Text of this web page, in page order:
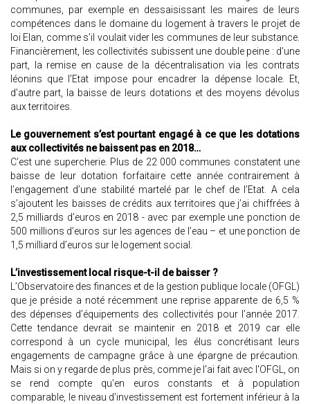
communes, par exemple en dessaisissant les maires de leurs
compétences dans le domaine du logement à travers le projet de
loi Elan, comme s’il voulait vider les communes de leur substance.
Financièrement, les collectivités subissent une double peine : d’une
part, la remise en cause de la décentralisation via les contrats
léonins que l’Etat impose pour encadrer la dépense locale. Et,
d’autre part, la baisse de leurs dotations et des moyens dévolus
aux territoires.
Le gouvernement s’est pourtant engagé à ce que les dotations
aux collectivités ne baissent pas en 2018…
C’est une supercherie. Plus de 22 000 communes constatent une
baisse de leur dotation forfaitaire cette année contrairement à
l’engagement d’une stabilité martelé par le chef de l’Etat. A cela
s’ajoutent les baisses de crédits aux territoires que j’ai chiffrées à
2,5 milliards d’euros en 2018 - avec par exemple une ponction de
500 millions d’euros sur les agences de l’eau – et une ponction de
1,5 milliard d’euros sur le logement social.
L’investissement local risque-t-il de baisser ?
L’Observatoire des finances et de la gestion publique locale (OFGL)
que je préside a noté récemment une reprise apparente de 6,5 %
des dépenses d’équipements des collectivités pour l’année 2017.
Cette tendance devrait se maintenir en 2018 et 2019 car elle
correspond à un cycle municipal, les élus concrétisant leurs
engagements de campagne grâce à une épargne de précaution.
Mais si on y regarde de plus près, comme je l'ai fait avec l'OFGL, on
se rend compte qu'en euros constants et à population
comparable, le niveau d'investissement est fortement inférieur à la